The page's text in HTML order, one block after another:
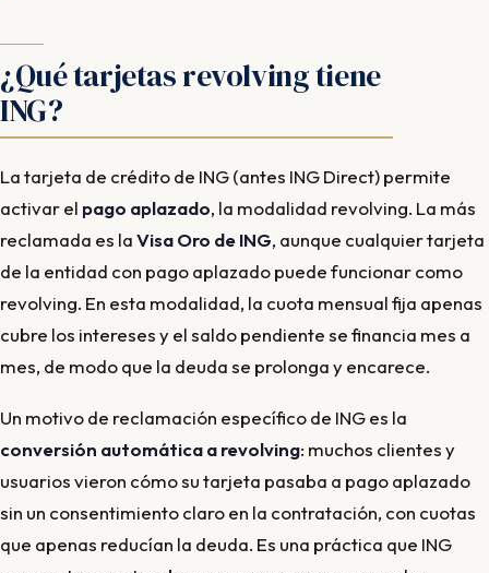
¿Qué tarjetas revolving tiene
ING?
La tarjeta de crédito de ING (antes ING Direct) permite
activar el pago aplazado, la modalidad revolving. La más
reclamada es laVisa Oro de ING, aunque cualquier tarjeta
de la entidad con pago aplazado puede funcionar como
revolving. En esta modalidad, la cuota mensual fija apenas
cubre los intereses y el saldo pendiente se financia mes a
mes, de modo que la deuda se prolonga y encarece.
Un motivo de reclamación específico de ING es la
conversión automática a revolving: muchos clientes y
usuarios vieron cómo su tarjeta pasaba a pago aplazado
sin un consentimiento claro en la contratación, con cuotas
que apenas reducían la deuda. Es una práctica que ING